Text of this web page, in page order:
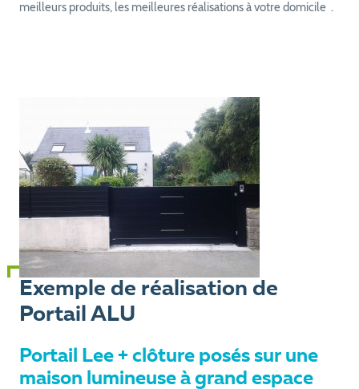
Exemple de réalisation de
Portail ALU
maison lumineuse à grand espace